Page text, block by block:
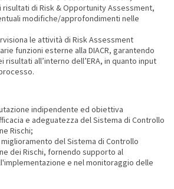
risultati di Risk & Opportunity Assessment,
modifiche/approfondimenti nelle
le attività di Risk Assessment
funzioni esterne alla DIACR, garantendo
risultati all’interno dell’ERA, in quanto input
indipendente ed obiettiva
e adeguatezza del Sistema di Controllo
Rischi;
del Sistema di Controllo
dei Rischi, fornendo supporto al
e nel monitoraggio delle